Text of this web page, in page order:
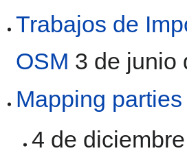
Trabajos de
OSM 3 de junio
Mapping
4 de